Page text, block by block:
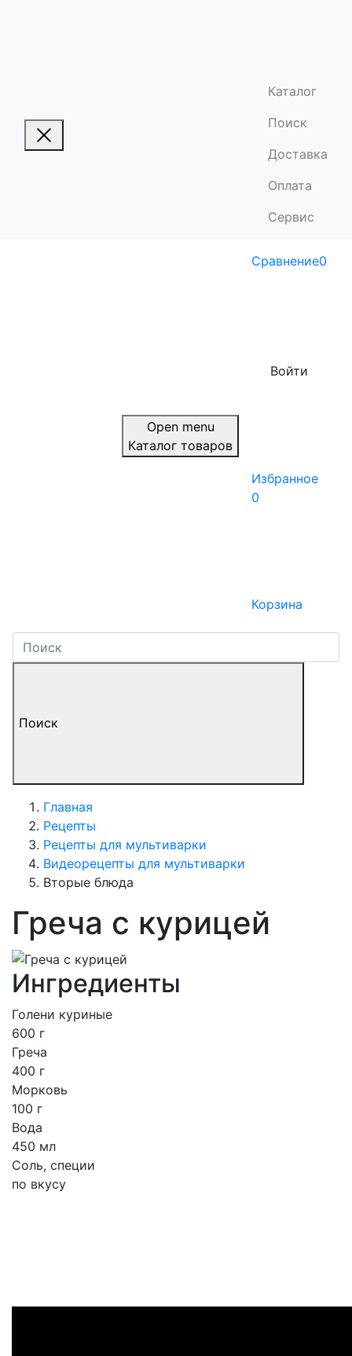
Каталог
Поиск
Доставка
Оплата
Сервис
Open menu
Каталог товаров
Сравнение0
Войти
Избранное
0
Корзина
Поиск
Главная
Рецепты
Рецепты для мультиварки
Видеорецепты для мультиварки
Вторые блюда
Греча с курицей
Ингредиенты
Голени куриные
600 г
Греча
400 г
Морковь
100 г
Вода
450 мл
Соль, специи
по вкусу